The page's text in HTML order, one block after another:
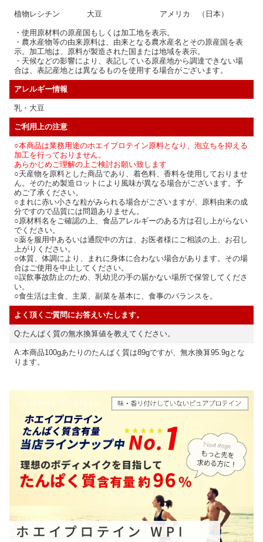
植物レシチン 大豆 アメリカ （日本）
・使用原材料の原産国もしくは加工地を表示。
・農水産物等の由来原料は、由来となる農水産名とその原産国を表
示。加工地は、原料が製造された国または地域を表示。
・天候などの影響により、表記している原産地から調達できない場
合は、表記産地とは異なるものを使用する場合がございます。
アレルギー情報
乳・大豆
ご利用上の注意
○本商品は業務用途のホエイプロテイン原料となり、泡立ちを抑える
加工を行っておりません。
あらかじめご理解の上ご検討お願い致します
○天産物を原料とした商品であり、着色料、香料を使用しておりませ
ん。そのため製造ロットにより風味が異なる場合がございます。予
めご了承ください。
○まれに赤い小さな粒がみられる場合がございますが、原料由来の成
分ですので品質には問題ありません。
○原材料名をご確認の上、食品アレルギーのある方は召し上がらない
でください。
○薬を服用中あるいは通院中の方は、お医者様にご相談の上、お召し
上がりください。
○体質、体調により、まれに身体に合わない場合があります。その場
合はご使用を中止してください。
○誤飲事故防止のため、乳幼児の手の届かない場所で保管してくださ
い。
○食生活は主食、主菜、副菜を基本に、食事のバランスを。
よく頂くご質問にお答えいたします。
Q:たんぱく質の無水換算値を教えてください。
A:本商品100gあたりのたんぱく質は89gですが、無水換算95.9gとな
ります。